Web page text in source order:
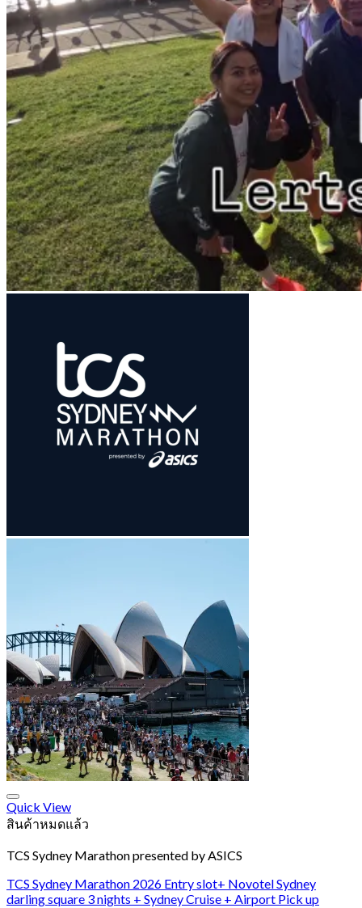
Quick View
สินค้าหมดแล้ว
TCS Sydney Marathon presented by ASICS
TCS Sydney Marathon 2026 Entry slot+ Novotel Sydney
darling square 3 nights + Sydney Cruise + Airport Pick up